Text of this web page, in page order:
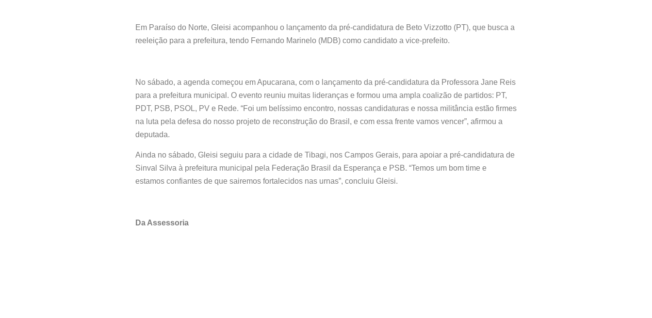
Em Paraíso do Norte, Gleisi acompanhou o lançamento da pré-candidatura de Beto Vizzotto (PT), que busca a
reeleição para a prefeitura, tendo Fernando Marinelo (MDB) como candidato a vice-prefeito.
No sábado, a agenda começou em Apucarana, com o lançamento da pré-candidatura da Professora Jane Reis
para a prefeitura municipal. O evento reuniu muitas lideranças e formou uma ampla coalizão de partidos: PT,
PDT, PSB, PSOL, PV e Rede. “Foi um belíssimo encontro, nossas candidaturas e nossa militância estão firmes
na luta pela defesa do nosso projeto de reconstrução do Brasil, e com essa frente vamos vencer”, afirmou a
deputada.
Ainda no sábado, Gleisi seguiu para a cidade de Tibagi, nos Campos Gerais, para apoiar a pré-candidatura de
Sinval Silva à prefeitura municipal pela Federação Brasil da Esperança e PSB. “Temos um bom time e
estamos confiantes de que sairemos fortalecidos nas urnas”, concluiu Gleisi.
Da Assessoria